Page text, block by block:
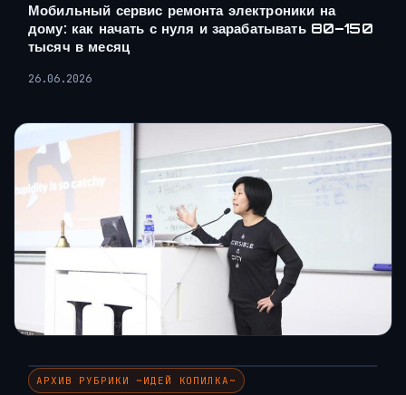
Мобильный сервис ремонта электроники на
дому: как начать с нуля и зарабатывать 80–150
тысяч в месяц
26.06.2026
АРХИВ РУБРИКИ ~ИДЕЙ КОПИЛКА~